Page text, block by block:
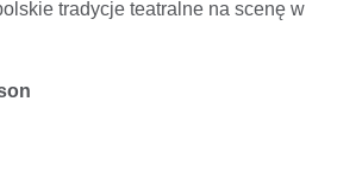
tradycje teatralne na scenę w